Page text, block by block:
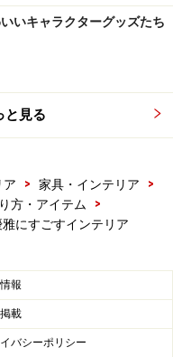
を垂らすと、ふんわり
がつく場合があるの
ださい。
させると冷やしすぎな
の内容をご確認くださ
いキャラクターグッズたち
と見る
ア > 家具・インテリア
>
方・アイテム
>
にすごすインテリア
報
載
バシーポリシー